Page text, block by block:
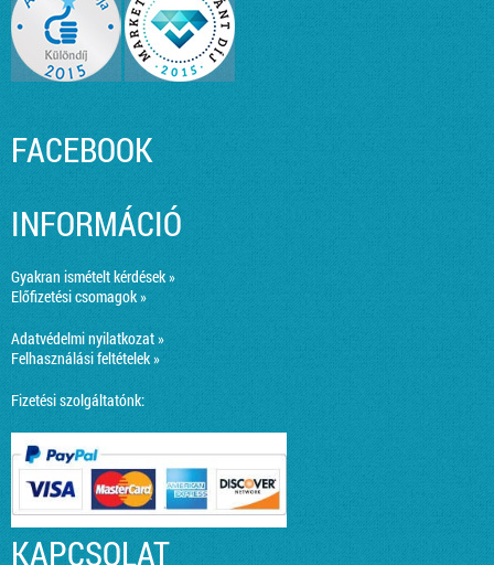
FACEBOOK
INFORMÁCIÓ
Gyakran ismételt kérdések »
Előfizetési csomagok »
Adatvédelmi nyilatkozat »
Felhasználási feltételek »
Fizetési szolgáltatónk:
KAPCSOLAT